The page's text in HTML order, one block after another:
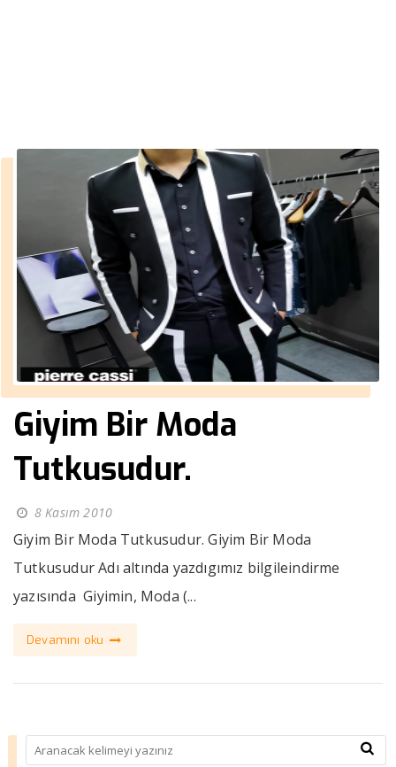
Giyim Bir Moda
Tutkusudur.
8 Kasım 2010
Giyim Bir Moda Tutkusudur. Giyim Bir Moda
Tutkusudur Adı altında yazdıgımız bilgileindirme
yazısında Giyimin, Moda (...
Devamını oku